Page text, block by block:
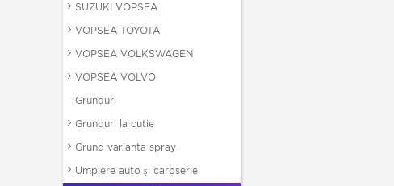
SUZUKI VOPSEA
VOPSEA TOYOTA
VOPSEA VOLKSWAGEN
VOPSEA VOLVO
Grunduri
Grunduri la cutie
Grund varianta spray
Umplere auto și caroserie